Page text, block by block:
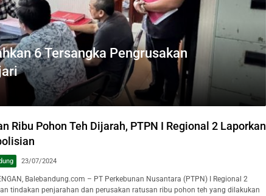
6 Tersangka Pengrusakan
Ribu Pohon Teh Dijarah, PTPN I Regional 2 Laporkan
23/07/2024
Balebandung.com – PT Perkebunan Nusantara (PTPN) I Regional 2
tindakan penjarahan dan perusakan ratusan ribu pohon teh yang dilakukan